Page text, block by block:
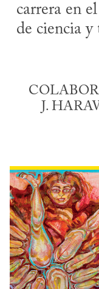
carrera en
de ciencia y
J.